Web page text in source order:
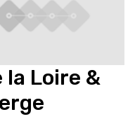
la Loire &